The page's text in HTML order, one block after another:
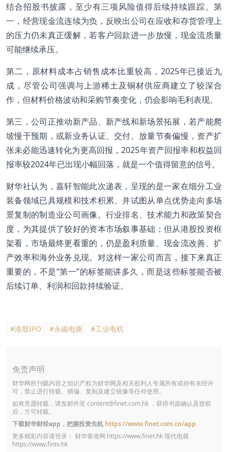
结合招股书披露，至少有三项风险值得后续持续跟踪。第
一，经营现金流连续为负，反映出公司在应收和存货管理上
的压力仍未真正缓解，若客户回款进一步放慢，现金流质量
可能继续承压。
第二，原材料成本占销售成本比重较高，2025年已接近九
成，尽管公司强调与上游稀土及铜材供应商建立了较深合
作，但材料价格波动和采购节奏变化，仍会影响毛利表现。
第三，公司正推动新产品、新产线和新场景拓展，若产能爬
坡慢于预期，或新业务认证、交付、放量节奏偏慢，资产扩
张未必能迅速转化为更高回报，2025年资产回报率和权益回
报率较2024年已出现小幅回落，就是一个值得留意的信号。
财华社认为，嘉轩智能此次递表，呈现的是一家在细分工业
装备领域已具规模和技术积累、并试图从单点优势走向多场
景复制的制造业公司画像。行业排名、技术能力和政策契合
度，为其提供了较好的资本市场叙事基础；但从港股投资框
架看，市场最终更看重的，仍是盈利质量、现金流改善、扩
产效率和海外业务兑现。对这样一家公司而言，接下来真正
重要的，不是“第一”的标签能讲多久，而是这些标签能否被
后续订单、利润和回款持续验证。
#港股IPO #永磁电驱 #工业电机
免责声明
财华网所刊载内容之知识产权为财华网及相关权利人专属所有或持有未经许
可，禁止进行转载、摘编、复制及建立镜像等任何使用。
如有意愿转载，请发邮件至 content@finet.com.hk ，获得书面确认及授权
后，方可转载。
下载财华财经app，把握投资先机 https://www.finet.com.cn/app
更多精彩内容请登录： 财华香港网 https://www.finet.hk现代电视
https://www.fintv.hk